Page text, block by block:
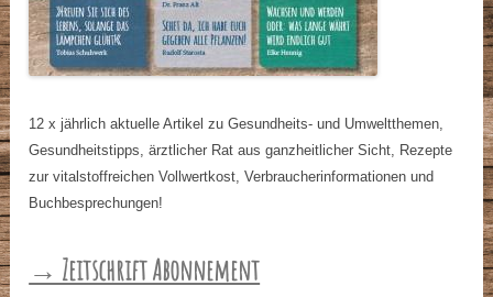
12 x jährlich aktuelle Artikel zu Gesundheits- und Umweltthemen,
Gesundheitstipps, ärztlicher Rat aus ganzheitlicher Sicht, Rezepte
zur vitalstoffreichen Vollwertkost, Verbraucherinformationen und
Buchbesprechungen!
→ Zeitschrift Abonnement